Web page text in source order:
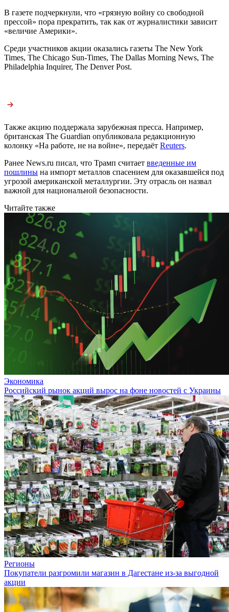
В газете подчеркнули, что «грязную войну со свободной
прессой» пора прекратить, так как от журналистики зависит
«величие Америки».
Среди участников акции оказались газеты The New York
Times, The Chicago Sun-Times, The Dallas Morning News, The
Philadelphia Inquirer, The Denver Post.
Также акцию поддержала зарубежная пресса. Например,
британская The Guardian опубликовала редакционную
колонку «На работе, не на войне», передаёт Reuters.
Ранее News.ru писал, что Трамп считает введенные им
пошлины на импорт металлов спасением для оказавшейся под
угрозой американской металлургии. Эту отрасль он назвал
важной для национальной безопасности.
Читайте также
Экономика
Российский рынок акций вырос на фоне новостей с Украины
Регионы
Покупатели разгромили магазин в Дагестане из-за выгодной
акции